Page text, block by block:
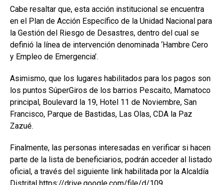
Cabe resaltar que, esta acción institucional se encuentra
en el Plan de Acción Específico de la Unidad Nacional para
la Gestión del Riesgo de Desastres, dentro del cual se
definió la línea de intervención denominada ‘Hambre Cero
y Empleo de Emergencia’.
Asimismo, que los lugares habilitados para los pagos son
los puntos SúperGiros de los barrios Pescaito, Mamatoco
principal, Boulevard la 19, Hotel 11 de Noviembre, San
Francisco, Parque de Bastidas, Las Olas, CDA la Paz
Zazué.
Finalmente, las personas interesadas en verificar si hacen
parte de la lista de beneficiarios, podrán acceder al listado
oficial, a través del siguiente link habilitada por la Alcaldía